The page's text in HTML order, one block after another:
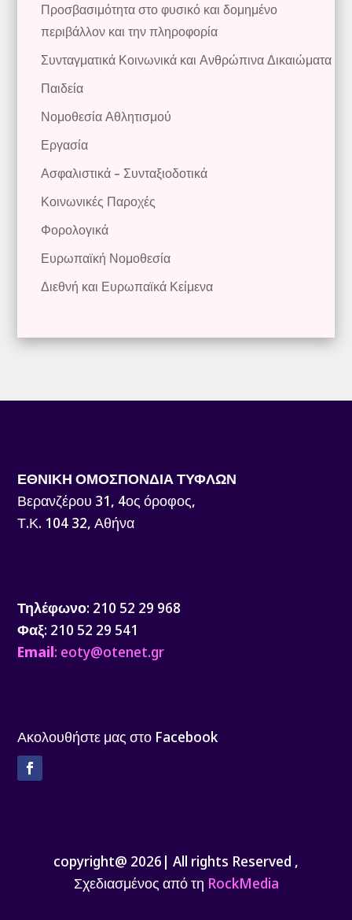
Προσβασιμότητα στο φυσικό και δομημένο
περιβάλλον και την πληροφορία
Συνταγματικά Κοινωνικά και Ανθρώπινα Δικαιώματα
Παιδεία
Νομοθεσία Αθλητισμού
Εργασία
Ασφαλιστικά – Συνταξιοδοτικά
Κοινωνικές Παροχές
Φορολογικά
Ευρωπαϊκή Νομοθεσία
Διεθνή και Ευρωπαϊκά Κείμενα
ΕΘΝΙΚΗ ΟΜΟΣΠΟΝΔΙΑ ΤΥΦΛΩΝ
Βερανζέρου 31, 4ος όροφος,
Τ.Κ. 104 32, Αθήνα
Τηλέφωνο: 210 52 29 968
Φαξ: 210 52 29 541
Email: eoty@otenet.gr
Ακολουθήστε μας στο Facebook
copyright@ 2026| All rights Reserved ,
Σχεδιασμένος από τη RockMedia